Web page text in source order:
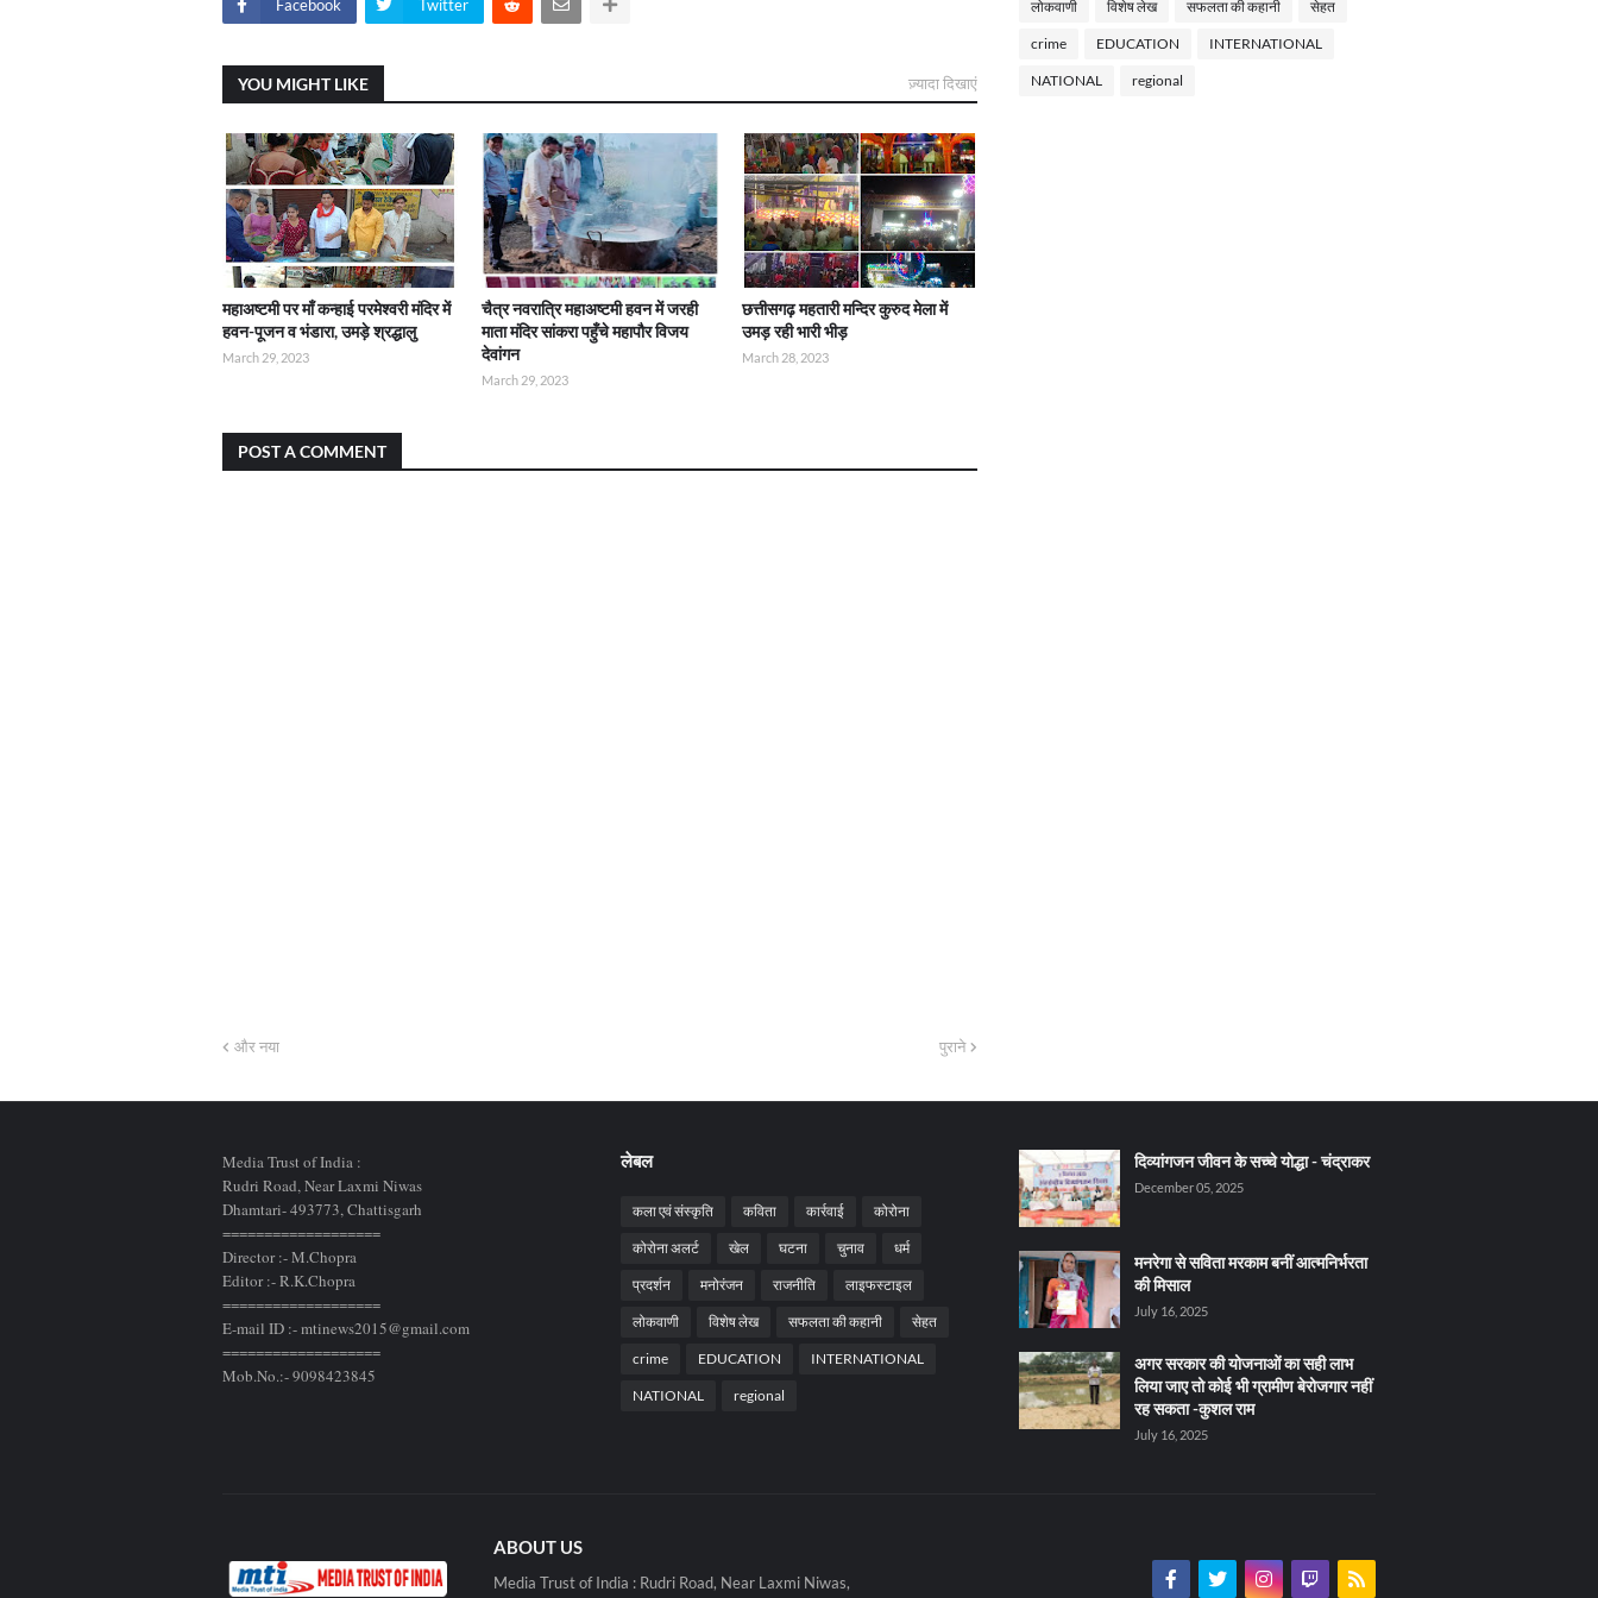
Facebook Twitter
YOU MIGHT LIKE ज़्यादा दिखाएं
महाअष्टमी पर माँ कन्हाई परमेश्वरी मंदिर में
हवन-पूजन व भंडारा, उमड़े श्रद्धालु
March 29, 2023
चैत्र नवरात्रि महाअष्टमी हवन में जरही
माता मंदिर सांकरा पहुँचे महापौर विजय
देवांगन
March 29, 2023
छत्तीसगढ़ महतारी मन्दिर कुरुद मेला में
उमड़ रही भारी भीड़
March 28, 2023
POST A COMMENT
और नया पुराने
लोकवाणी विशेष लेख सफलता की कहानी सेहत
crime EDUCATION INTERNATIONAL
NATIONAL regional
Media Trust of India :
Rudri Road, Near Laxmi Niwas
Dhamtari- 493773,Chattisgarh
===================
Director :- M.Chopra
Editor :- R.K.Chopra
===================
E-mail ID :- mtinews2015@gmail.com
===================
Mob.No.:- 9098423845
लेबल
कला एवं संस्कृति कविता कार्रवाई कोरोना
कोरोना अलर्ट खेल घटना चुनाव धर्म
प्रदर्शन मनोरंजन राजनीति लाइफस्टाइल
लोकवाणी विशेष लेख सफलता की कहानी सेहत
crime EDUCATION INTERNATIONAL
NATIONAL regional
दिव्यांगजन जीवन के सच्चे योद्धा - चंद्राकर
December 05, 2025
मनरेगा से सविता मरकाम बनीं आत्मनिर्भरता
की मिसाल
July 16, 2025
अगर सरकार की योजनाओं का सही लाभ
लिया जाए तो कोई भी ग्रामीण बेरोजगार नहीं
रह सकता -कुशल राम
July 16, 2025
ABOUT US
Media Trust of India : Rudri Road, Near Laxmi Niwas,